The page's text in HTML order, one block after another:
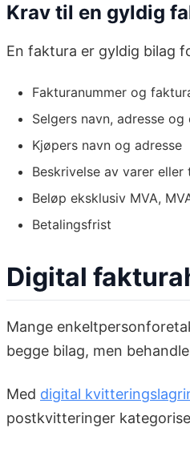
Krav til en gyldig
En faktura er gyldig bilag
Fakturanummer og
Selgers navn, adresse
Kjøpers navn og adresse
Beskrivelse av varer eller
Beløp eksklusiv MVA,
Betalingsfrist
Digital
Mange
begge bilag, men
Med digital
postkvitteringer